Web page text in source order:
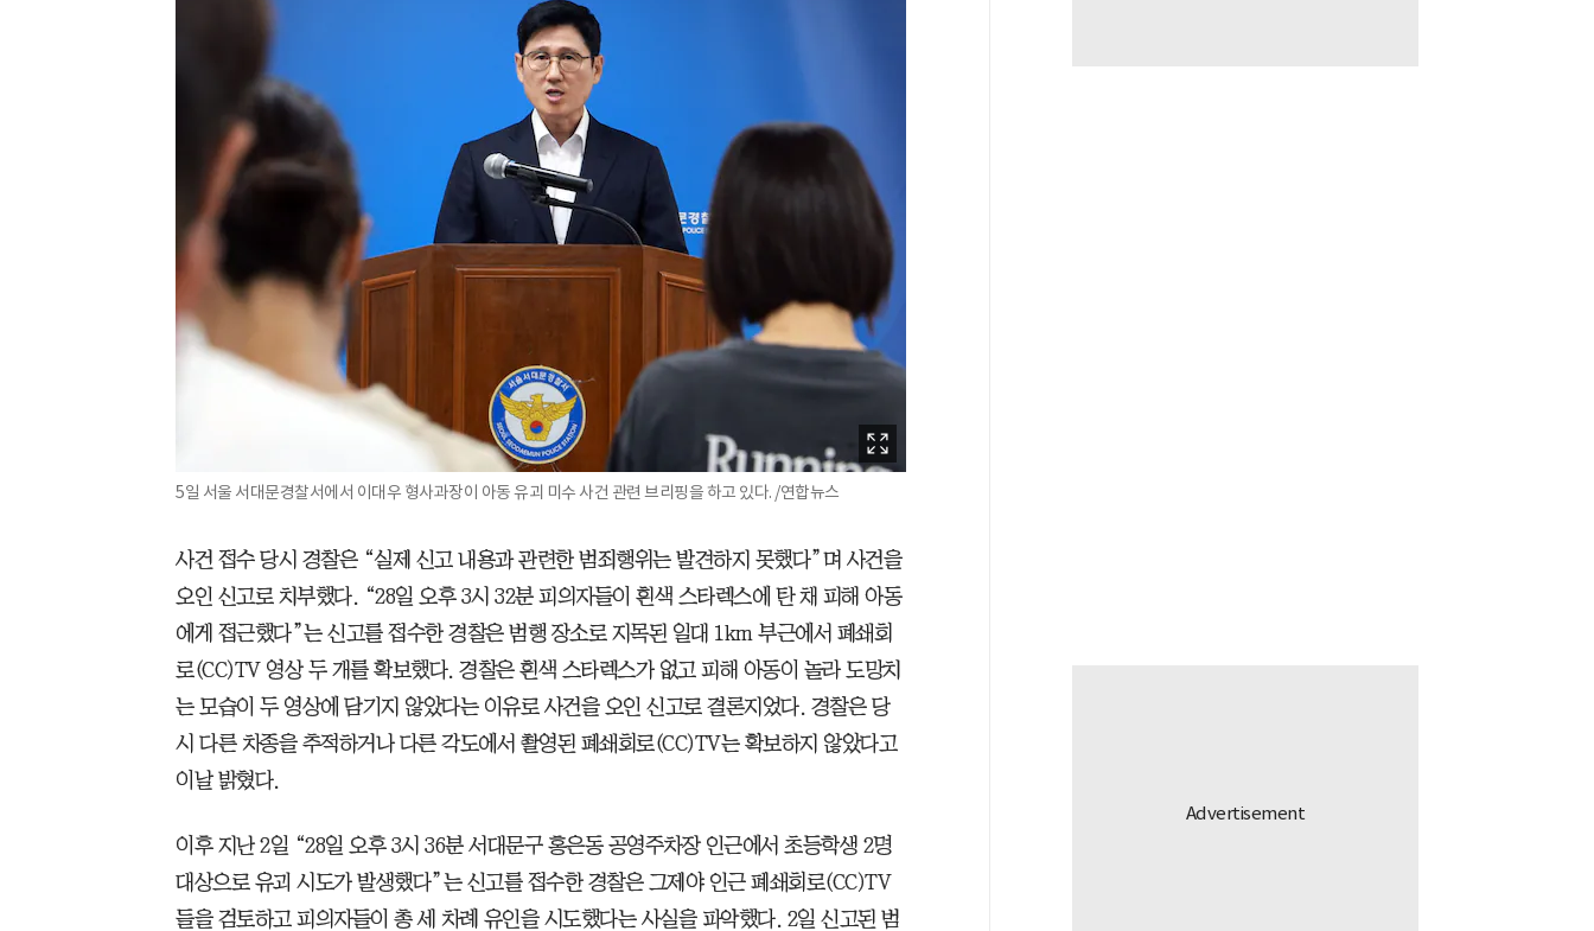
5일 서울 서대문경찰서에서 이대우 형사과장이 아동 유괴 미수 사건 관련 브리핑을 하고 있다. /연합뉴스
사건 접수 당시 경찰은 “실제 신고 내용과 관련한 범죄행위는 발견하지 못했다”며 사건을
오인 신고로 치부했다. “28일 오후 3시 32분 피의자들이 흰색 스타렉스에 탄 채 피해 아동
에게 접근했다”는 신고를 접수한 경찰은 범행 장소로 지목된 일대 1km 부근에서 폐쇄회
로(CC)TV 영상 두 개를 확보했다. 경찰은 흰색 스타렉스가 없고 피해 아동이 놀라 도망치
는 모습이 두 영상에 담기지 않았다는 이유로 사건을 오인 신고로 결론지었다. 경찰은 당
시 다른 차종을 추적하거나 다른 각도에서 촬영된 폐쇄회로(CC)TV는 확보하지 않았다고
이날 밝혔다.
이후 지난 2일 “28일 오후 3시 36분 서대문구 홍은동 공영주차장 인근에서 초등학생 2명
대상으로 유괴 시도가 발생했다”는 신고를 접수한 경찰은 그제야 인근 폐쇄회로(CC)TV
들을 검토하고 피의자들이 총 세 차례 유인을 시도했다는 사실을 파악했다. 2일 신고된 범